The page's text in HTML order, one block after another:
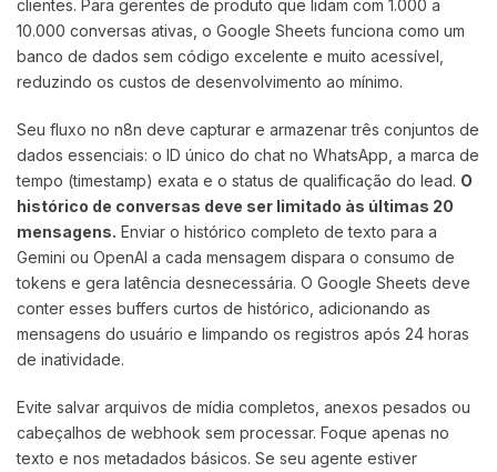
clientes. Para gerentes de produto que lidam com 1.000 a
10.000 conversas ativas, o Google Sheets funciona como um
banco de dados sem código excelente e muito acessível,
reduzindo os custos de desenvolvimento ao mínimo.
Seu fluxo no n8n deve capturar e armazenar três conjuntos de
dados essenciais: o ID único do chat no WhatsApp, a marca de
tempo (timestamp) exata e o status de qualificação do lead. O
histórico de conversas deve ser limitado às últimas 20
mensagens. Enviar o histórico completo de texto para a
Gemini ou OpenAI a cada mensagem dispara o consumo de
tokens e gera latência desnecessária. O Google Sheets deve
conter esses buffers curtos de histórico, adicionando as
mensagens do usuário e limpando os registros após 24 horas
de inatividade.
Evite salvar arquivos de mídia completos, anexos pesados ou
cabeçalhos de webhook sem processar. Foque apenas no
texto e nos metadados básicos. Se seu agente estiver